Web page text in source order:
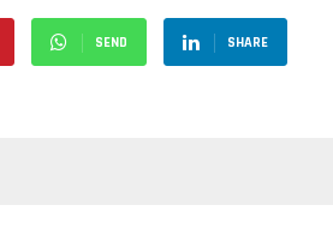
SEND SHARE